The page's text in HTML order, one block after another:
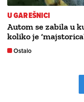
U GAREŠNICI
Autom se zabila u
koliko je
Ostalo